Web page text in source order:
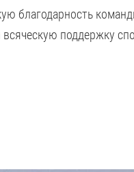
благодарность
поддержку